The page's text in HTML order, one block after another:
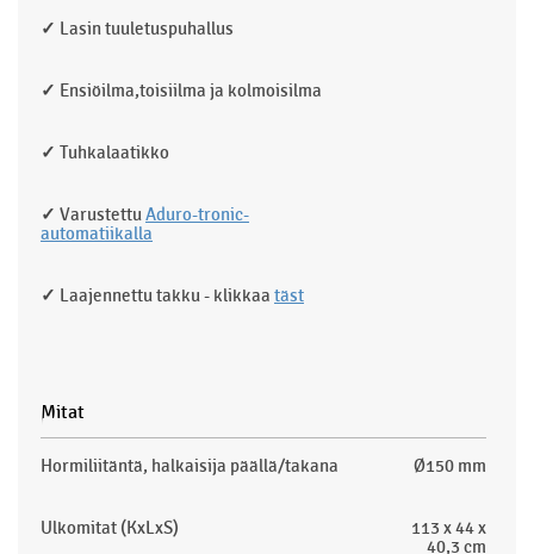
✓ Lasin tuuletuspuhallus
✓ Ensiöilma,toisiilma ja kolmoisilma
✓ Tuhkalaatikko
✓ Varustettu Aduro-tronic-
automatiikalla
✓ Laajennettu takku - klikkaa täst
Mitat
Hormiliitäntä, halkaisija päällä/takana Ø150 mm
Ulkomitat (KxLxS)
113 x 44 x
40,3 cm